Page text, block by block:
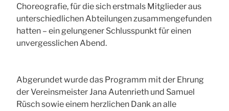
Choreografie, für die sich erstmals Mitglieder aus
unterschiedlichen Abteilungen zusammengefunden
hatten – ein gelungener Schlusspunkt für einen
unvergesslichen Abend.
Abgerundet wurde das Programm mit der Ehrung
der Vereinsmeister Jana Autenrieth und Samuel
Rüsch sowie einem herzlichen Dank an alle